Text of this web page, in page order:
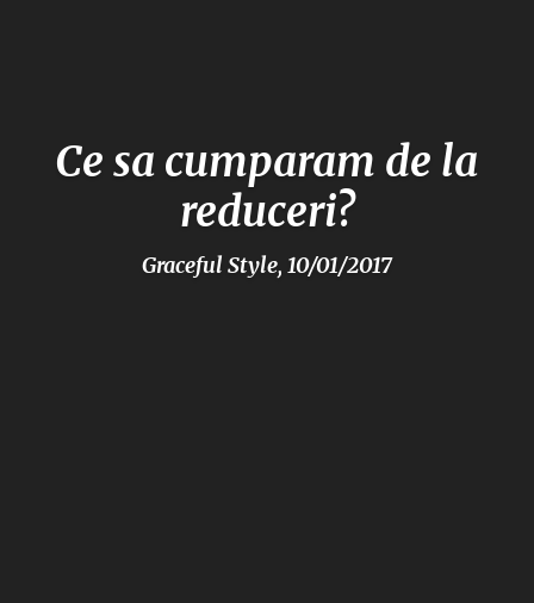
Ce sa cumparam de la
reduceri?
Graceful Style, 10/01/2017